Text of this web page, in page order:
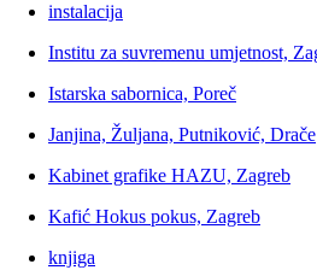
instalacija
Institu za suvremenu umjetnost,
Istarska sabornica, Poreč
Janjina, Žuljana, Putniković, Drače
Kabinet grafike HAZU, Zagreb
Kafić Hokus pokus, Zagreb
knjiga